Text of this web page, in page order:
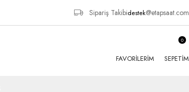
Sipariş Takibidestek@etapsaat.com
SEPETIM
0
FAVORILERIM